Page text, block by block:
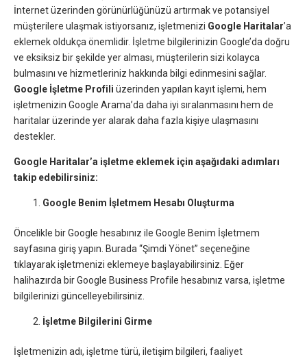
İnternet üzerinden görünürlüğünüzü artırmak ve potansiyel
müşterilere ulaşmak istiyorsanız, işletmenizi Google Haritalar’a
eklemek oldukça önemlidir. İşletme bilgilerinizin Google’da doğru
ve eksiksiz bir şekilde yer alması, müşterilerin sizi kolayca
bulmasını ve hizmetleriniz hakkında bilgi edinmesini sağlar.
Google İşletme Profili üzerinden yapılan kayıt işlemi, hem
işletmenizin Google Arama’da daha iyi sıralanmasını hem de
haritalar üzerinde yer alarak daha fazla kişiye ulaşmasını
destekler.
Google Haritalar’a işletme eklemek için aşağıdaki adımları
takip edebilirsiniz:
Google Benim İşletmem Hesabı Oluşturma
Öncelikle bir Google hesabınız ile Google Benim İşletmem
sayfasına giriş yapın. Burada “Şimdi Yönet” seçeneğine
tıklayarak işletmenizi eklemeye başlayabilirsiniz. Eğer
halihazırda bir Google Business Profile hesabınız varsa, işletme
bilgilerinizi güncelleyebilirsiniz.
İşletme Bilgilerini Girme
İşletmenizin adı, işletme türü, iletişim bilgileri, faaliyet